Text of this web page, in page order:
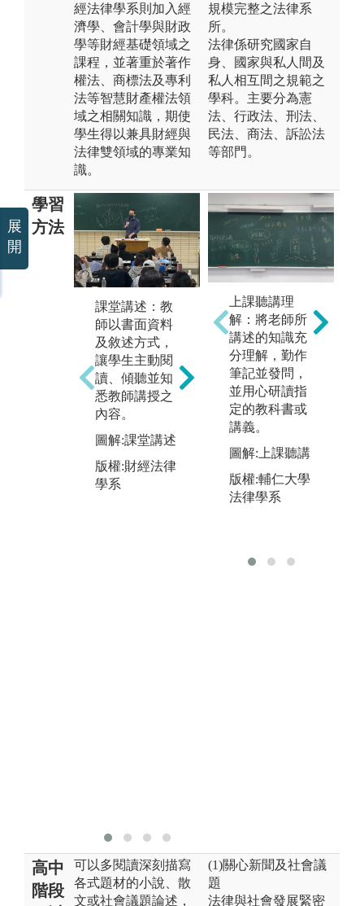
經法律學系則加入經
濟學、會計學與財政
學等財經基礎領域之
課程，並著重於著作
權法、商標法及專利
法等智慧財產權法領
域之相關知識，期使
學生得以兼具財經與
法律雙領域的專業知
識。
規模完整之法律系
所。
法律係研究國家自
身、國家與私人間及
私人相互間之規範之
學科。主要分為憲
法、行政法、刑法、
民法、商法、訴訟法
等部門。
學習
方法
課堂講述：教
師以書面資料
及敘述方式，
讓學生主動閱
讀、傾聽並知
悉教師講授之
內容。
圖解:課堂講述
版權:財經法律
學系
個案研討：以
法律理論為基
礎，配合相關
個案之研討分
析，以全體討
論或小組討論
之方式，培養
溝通協調、團
問題。
圖解:研討
上課聽講理
解：將老師所
講述的知識充
分理解，勤作
筆記並發問，
並用心研讀指
定的教科書或
講義。
圖解:上課聽講
版權:輔仁大學
法律學系
高中
階段
可以多閱讀深刻描寫
各式題材的小說、散
文或社會議題論述，
(1)關心新聞及社會議
題
法律與社會發展緊密
展
開